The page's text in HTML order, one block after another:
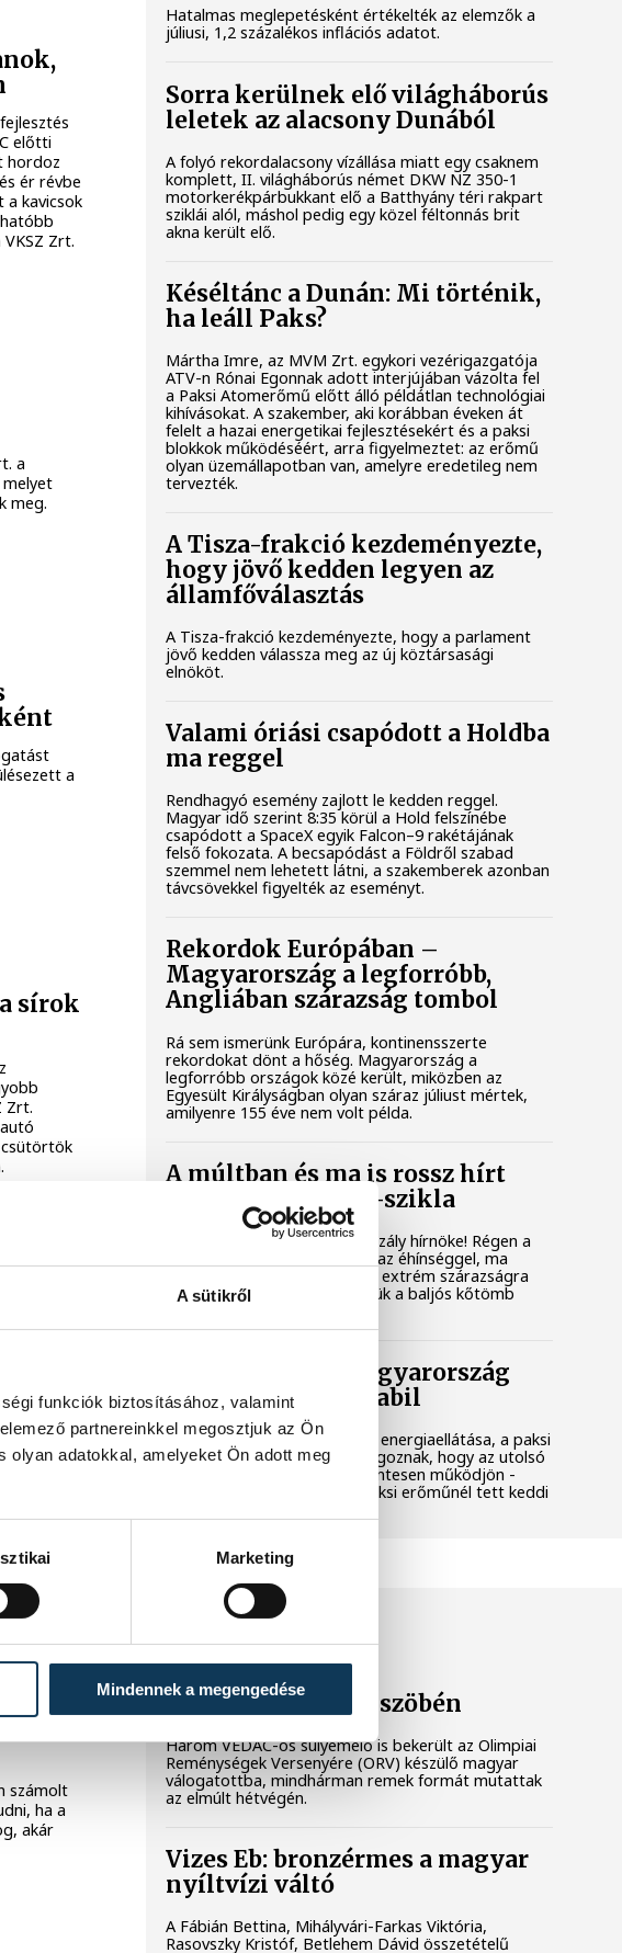
A sütikről
funkciók biztosításához, valamint
partnereinkkel megosztjuk az Ön
olyan adatokkal, amelyeket Ön adott meg
Marketing
Mindennek a megengedése
előtti
hordoz
ér révbe
a kavicsok
Zrt.
a
melyet
meg.
a
sírok
Zrt.
meg,
számolt
ha a
akár
Hatalmas meglepetésként értékelték az elemzők a
júliusi, 1,2 százalékos inflációs adatot.
Sorra kerülnek elő világháborús
leletek az alacsony Dunából
A folyó rekordalacsony vízállása miatt egy csaknem
komplett, II. világháborús német DKW NZ 350-1
motorkerékpárbukkant elő a Batthyány téri rakpart
sziklái alól, máshol pedig egy közel féltonnás brit
akna került elő.
Késéltánc a Dunán: Mi történik,
ha leáll Paks?
Mártha Imre, az MVM Zrt. egykori vezérigazgatója
ATV-n Rónai Egonnak adott interjújában vázolta fel
a Paksi Atomerőmű előtt álló példátlan technológiai
kihívásokat. A szakember, aki korábban éveken át
felelt a hazai energetikai fejlesztésekért és a paksi
blokkok működéséért, arra figyelmeztet: az erőmű
olyan üzemállapotban van, amelyre eredetileg nem
tervezték.
A Tisza-frakció kezdeményezte,
hogy jövő kedden legyen az
államfőválasztás
A Tisza-frakció kezdeményezte, hogy a parlament
jövő kedden válassza meg az új köztársasági
elnököt.
Valami óriási csapódott a Holdba
ma reggel
Rendhagyó esemény zajlott le kedden reggel.
Magyar idő szerint 8:35 körül a Hold felszínébe
csapódott a SpaceX egyik Falcon–9 rakétájának
felső fokozata. A becsapódást a Földről szabad
szemmel nem lehetett látni, a szakemberek azonban
távcsövekkel figyelték az eseményt.
Rekordok Európában –
Magyarország a legforróbb,
Angliában szárazság tombol
Rá sem ismerünk Európára, kontinensszerte
rekordokat dönt a hőség. Magyarország a
legforróbb országok közé került, miközben az
Egyesült Királyságban olyan száraz júliust mértek,
amilyenre 155 éve nem volt példa.
A múltban és ma is rossz hírt
hoz a dunai Ínség-szikla
Újra kilátszik a Dunából az aszály hírnöke! Régen a
felbukkanása egyet jelentett az éhínséggel, ma
pedig a klímaváltozás okozta extrém szárazságra
hívja fel a figyelmet. Elmeséljük a baljós kőtömb
Magyar Péter: Magyarország
energiaellátása stabil
Jelenleg stabil Magyarország energiaellátása, a paksi
erőmű munkatársai azon dolgoznak, hogy az utolsó
még termelő turbina hibamentesen működjön -
közölte a miniszterelnök a paksi erőműnél tett keddi
SPORT
Súlyos sikerek küszöbén
Három VEDAC-os súlyemelő is bekerült az Olimpiai
Reménységek Versenyére (ORV) készülő magyar
válogatottba, mindhárman remek formát mutattak
az elmúlt hétvégén.
Vizes Eb: bronzérmes a magyar
nyíltvízi váltó
A Fábián Bettina, Mihályvári-Farkas Viktória,
Rasovszky Kristóf, Betlehem Dávid összetételű